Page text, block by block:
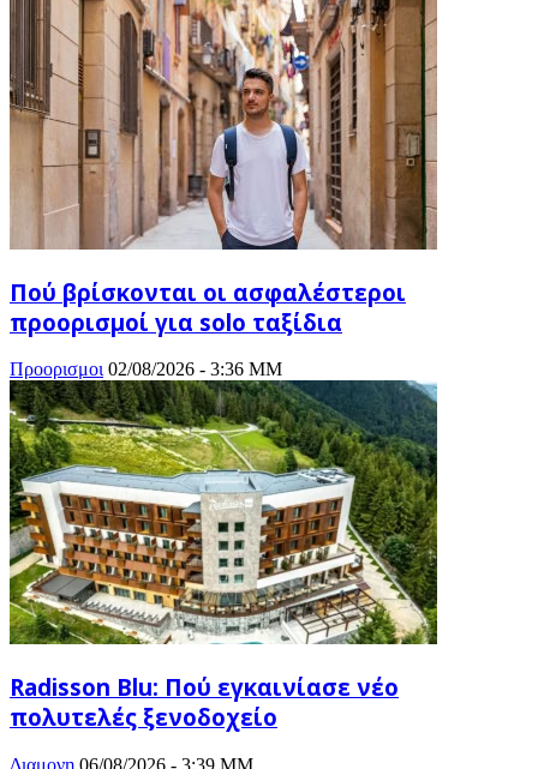
Πού βρίσκονται οι ασφαλέστεροι
προορισμοί για solo ταξίδια
Προορισμοι 02/08/2026 - 3:36 ΜΜ
Radisson Blu: Πού εγκαινίασε νέο
πολυτελές ξενοδοχείο
Διαμονη 06/08/2026 - 3:39 ΜΜ